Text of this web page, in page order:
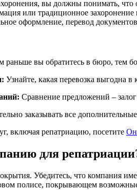
вы должны понимать, что
или традиционное
оформление, перевод
раньше вы обратитесь в бюро, тем
Узнайте, какая перевозка выгодна в
Сравнение предложений –
заказывать все
включая репатриацию, посетите
для
Убедитесь, что компания
полисе, покрывающем